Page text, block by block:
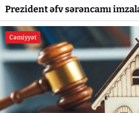
Prezident əfv sərəncamı
Cəmiyyət